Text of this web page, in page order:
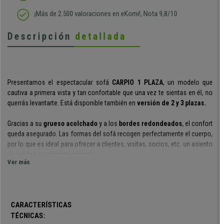
¡Más de 2.500 valoraciones en eKomi!, Nota 9,8/10
Descripción detallada
Presentamos el espectacular sofá CARPIO 1 PLAZA, un modelo que
cautiva a primera vista y tan confortable que una vez te sientas en él, no
querrás levantarte. Está disponible también en versión de 2 y 3 plazas.
Gracias a su grueso acolchado y a los bordes redondeados, el confort
queda asegurado. Las formas del sofá recogen perfectamente el cuerpo,
por lo que es ideal para ofrecer a clientes, visitas, socios, etc. un asiento
conservará como el primer día durante mucho tiempo, incluso con el
trato exigente.
Ver más
CARACTERÍSTICAS
TÉCNICAS: